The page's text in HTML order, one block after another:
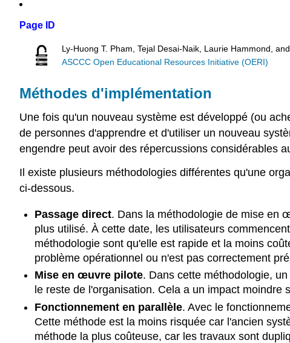
Page ID
Ly-Huong T. Pham, Tejal Desai-Naik, Laurie Hammond,
ASCCC Open Educational Resources Initiative (OERI)
Méthodes d'implémentation
Une fois qu'un nouveau système est développé (ou
de personnes d'apprendre et d'utiliser un nouveau
engendre peut avoir des répercussions considérables
Il existe plusieurs méthodologies différentes qu'une
ci-dessous.
Passage direct. Dans la méthodologie de mise en
plus utilisé. À cette date, les utilisateurs
méthodologie sont qu'elle est rapide et la moins
problème opérationnel ou n'est pas correctement
Mise en œuvre pilote. Dans cette méthodologie,
le reste de l'organisation. Cela a un impact
Fonctionnement en parallèle. Avec le
Cette méthode est la moins risquée car l'ancien
méthode la plus coûteuse, car les travaux sont